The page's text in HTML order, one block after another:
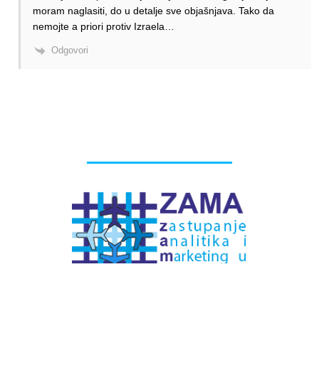
moram naglasiti, do u detalje sve objašnjava. Tako da
nemojte a priori protiv Izraela…
Odgovori